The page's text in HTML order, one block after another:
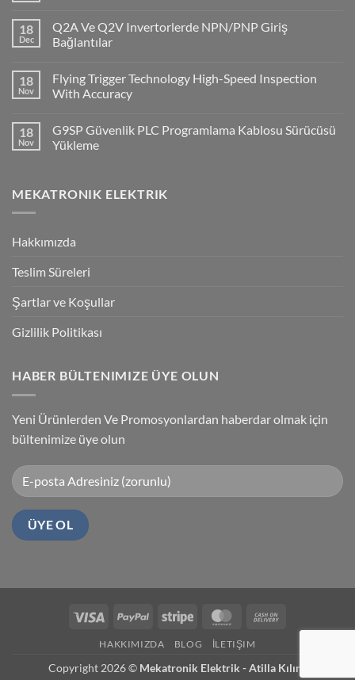
CP1H
PLC
ile
Haberleşmesi
18
Dec
Q2A Ve Q2V Invertorlerde NPN/PNP Giriş
Bağlantılar
on
Q2A
Ve
NPN/PNP
Giriş
Bağlantılar
18
Nov
Flying Trigger Technology High-Speed Inspection
With Accuracy
on
Flying
Trigger
Inspection
With
18
Nov
G9SP Güvenlik PLC Programlama Kablosu Sürücüsü
Yükleme
G9SP
Güvenlik
Sürücüsü
MEKATRONIK ELEKTRIK
Hakkımızda
Teslim Süreleri
Şartlar ve Koşullar
Gizlilik Politikası
HABER BÜLTENIMIZE ÜYE OLUN
Yeni Ürünlerden Ve Promosyonlardan haberdar olmak için
bültenimize üye olun
Visa PayPal Stripe MasterCard
HAKKIMIZDA BLOG İLETIŞIM
Copyright 2026 © Mekatronik Elektrik - Atilla Kılınç